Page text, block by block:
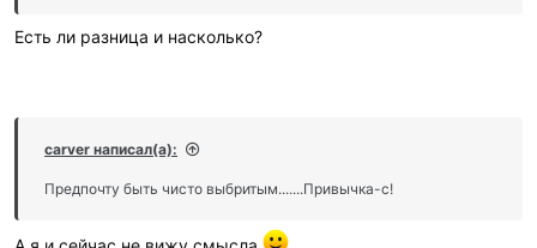
Есть ли разница и насколько?
carver написал(а):
Предпочту быть чисто выбритым.......Привычка-с!